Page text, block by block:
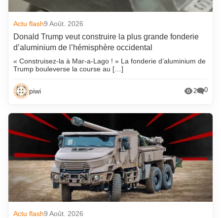
Actu flash9 Août. 2026
Donald Trump veut construire la plus grande fonderie
d’aluminium de l’hémisphère occidental
« Construisez-la à Mar-a-Lago ! » La fonderie d’aluminium de
Trump bouleverse la course au […]
piwi 2 0
Actu flash9 Août. 2026